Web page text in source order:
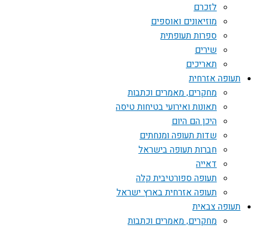
לזכרם
מוזיאונים ואוספים
ספרות תעופתית
שירים
תאריכים
תעופה אזרחית
מחקרים, מאמרים וכתבות
תאונות ואירועי בטיחות טיסה
היכן הם היום
שדות תעופה ומנחתים
חברות תעופה בישראל
דאייה
תעופה ספורטיבית קלה
תעופה אזרחית בארץ ישראל
תעופה צבאית
מחקרים, מאמרים וכתבות